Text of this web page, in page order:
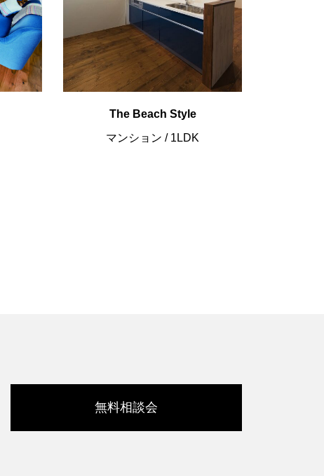
The Beach Style
マンション / 1LDK
無料相談会